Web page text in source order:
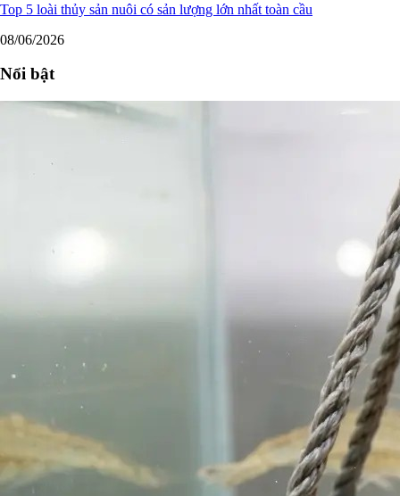
Top 5 loài thủy sản nuôi có sản lượng lớn nhất toàn cầu
08/06/2026
Nổi bật